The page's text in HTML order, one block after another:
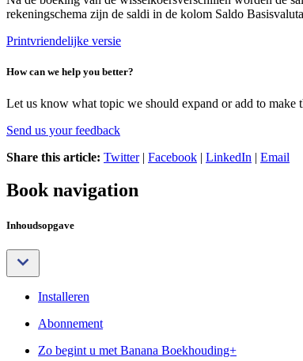
rekeningschema zijn de saldi in de kolom Saldo
Printvriendelijke versie
How can we help you better?
Let us know what topic we should expand or add to make
Send us your feedback
Share this article: Twitter| Facebook | LinkedIn | Email
Book navigation
Inhoudsopgave
Installeren
Abonnement
Zo begint u met Banana Boekhouding+